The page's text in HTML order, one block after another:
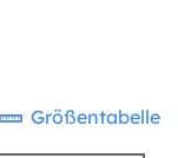
Größentabelle